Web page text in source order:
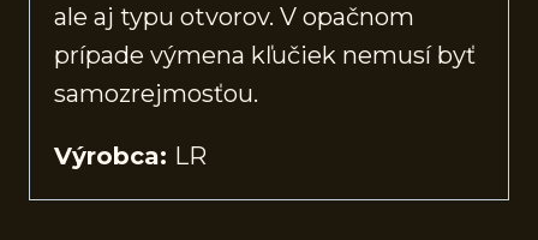
ale aj typu otvorov. V opačnom
prípade výmena kľučiek nemusí byť
samozrejmosťou.
Výrobca: LR